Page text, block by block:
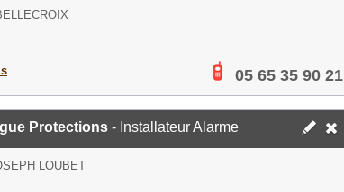
05 65 35 90 21
Protections - Installateur Alarme
LOUBET